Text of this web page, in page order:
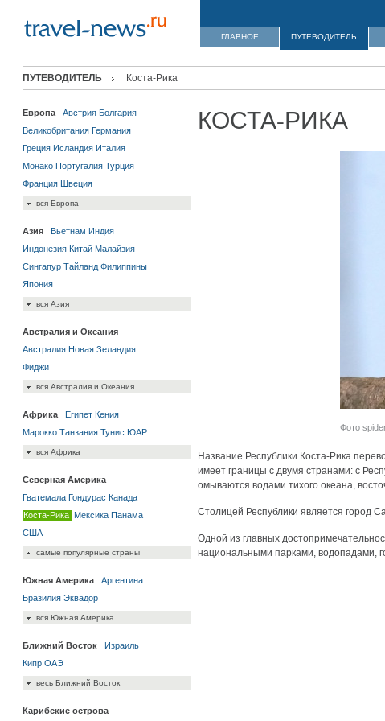
ГЛАВНОЕ ПУТЕВОДИТЕЛЬ
ПУТЕВОДИТЕЛЬ Коста-Рика
Европа Австрия Болгария
Великобритания Германия
Греция Исландия Италия
Монако Португалия Турция
Франция Швеция
вся Европа
Азия Вьетнам Индия
Индонезия Китай Малайзия
Сингапур Тайланд Филиппины
Япония
вся Азия
Австралия и Океания
Австралия Новая Зеландия
Фиджи
вся Австралия и Океания
Африка Египет Кения
Марокко Танзания Тунис ЮАР
вся Африка
Северная Америка
Гватемала Гондурас Канада
Коста-Рика Мексика Панама
США
самые популярные страны
Южная Америка
Аргентина
Бразилия Эквадор
вся Южная Америка
Ближний Восток
Израиль
Кипр ОАЭ
весь Ближний Восток
Карибские острова
КОСТА-РИКА
Фото
Название Республики Коста-Рика
имеет границы с двумя странами: с
омываются водами тихого океана,
Столицей Республики является город
Одной из главных
национальными парками, водопадами,